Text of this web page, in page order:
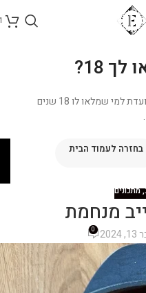
18?
הכניסה והרכישה בחנות האתר מיועדת למי שמלאו לו 18 שנים
בחזרה לעמוד הבית
,מתכונים
מנחמת
0